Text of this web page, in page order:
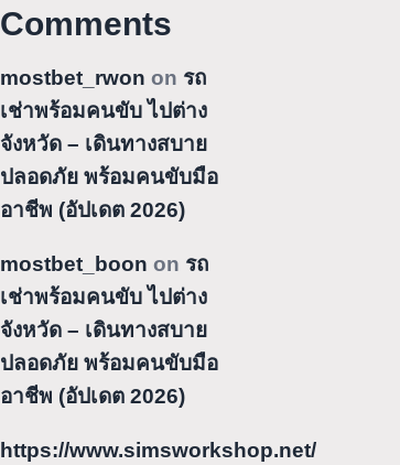
Comments
mostbet_rwon on รถ
เช่าพร้อมคนขับ ไปต่าง
จังหวัด – เดินทางสบาย
ปลอดภัย พร้อมคนขับมือ
อาชีพ (อัปเดต 2026)
mostbet_boon on รถ
เช่าพร้อมคนขับ ไปต่าง
จังหวัด – เดินทางสบาย
ปลอดภัย พร้อมคนขับมือ
อาชีพ (อัปเดต 2026)
https://www.simsworkshop.net/